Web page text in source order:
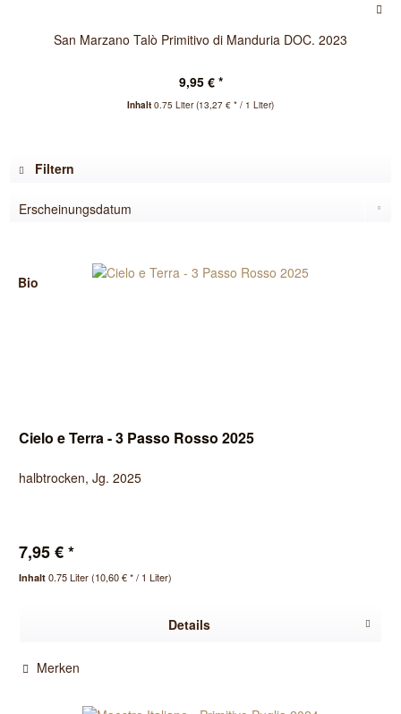
San Marzano Talò Primitivo di Manduria DOC. 2023
9,95 € *
Inhalt 0.75 Liter(13,27 € * / 1 Liter)
Filtern
Bio
Cielo e Terra - 3 Passo Rosso 2025
halbtrocken, Jg. 2025
7,95 € *
Inhalt0.75 Liter(10,60 € * / 1 Liter)
Details
Merken